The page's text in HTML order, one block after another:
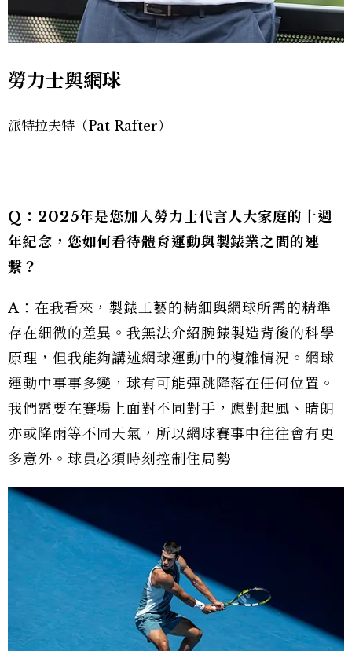
勞力士與網球
派特拉夫特（Pat Rafter）
Q：2025年是您加入勞力士代言人大家庭的十週
年紀念，您如何看待體育運動與製錶業之間的連
繫？
A：在我看來，製錶工藝的精細與網球所需的精準
存在細微的差異。我無法介紹腕錶製造背後的科學
原理，但我能夠講述網球運動中的複雜情況。網球
運動中事事多變，球有可能彈跳降落在任何位置。
我們需要在賽場上面對不同對手，應對起風、晴朗
亦或降雨等不同天氣，所以網球賽事中往往會有更
多意外。球員必須時刻控制住局勢